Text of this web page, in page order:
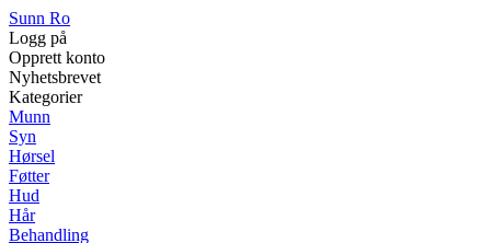
Sunn Ro
Logg på
Opprett konto
Nyhetsbrevet
Kategorier
Munn
Syn
Hørsel
Føtter
Hud
Hår
Behandling